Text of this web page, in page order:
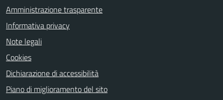
Amministrazione trasparente
Informativa privacy
Note legali
Cookies
Dichiarazione di accessibilità
Piano di miglioramento del sito